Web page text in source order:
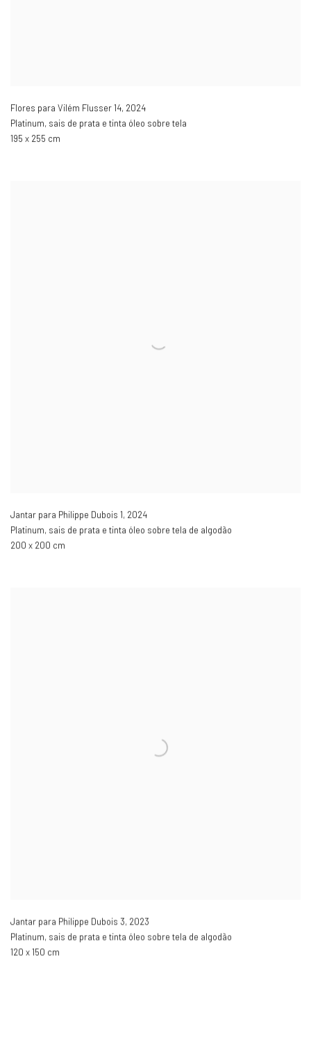
Flores para Vilém Flusser 14, 2024
Platinum, sais de prata e tinta óleo sobre tela
195 x 255 cm
Jantar para Philippe Dubois 1, 2024
Platinum, sais de prata e tinta óleo sobre tela de algodão
200 x 200 cm
Jantar para Philippe Dubois 3, 2023
Platinum, sais de prata e tinta óleo sobre tela de algodão
120 x 150 cm